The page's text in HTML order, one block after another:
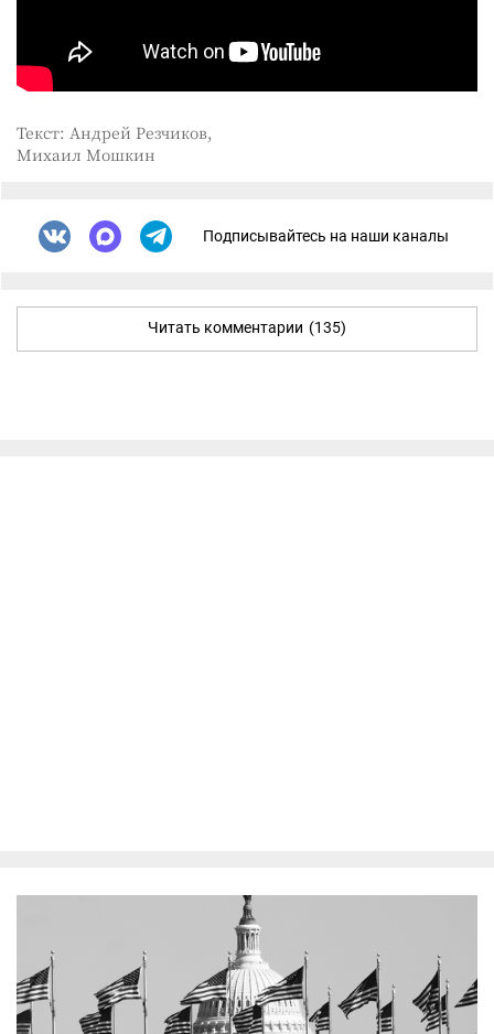
Текст: Андрей Резчиков,
Михаил Мошкин
Подписывайтесь на наши каналы
Читать комментарии (135)